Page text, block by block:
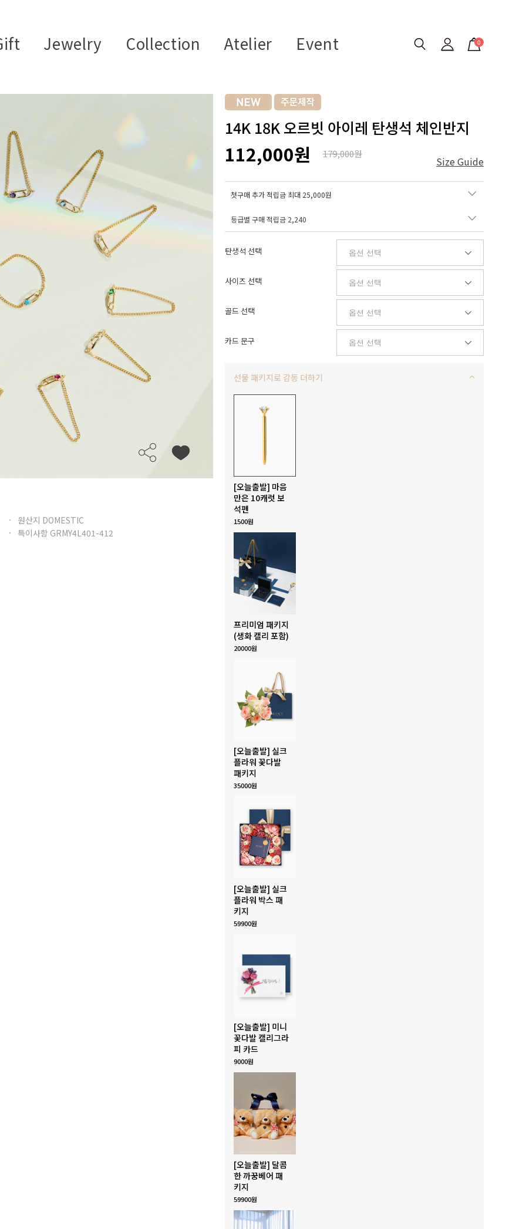
Jewelry Collection Atelier Event 0
원산지 DOMESTIC
특이사항 GRMY4L401-412
14K 18K 오르빗 아이레 탄생석 체인반지
112,000원 179,000원
Size Guide
첫구매 추가 적립금 최대 25,000원
등급별 구매 적립금 2,240
탄생석 선택
사이즈 선택
골드 선택
카드 문구
선물 패키지로 감동 더하기
[오늘출발] 마음
만은 10캐럿 보
석펜
1500원
프리미엄 패키지
(생화 캘리 포함)
20000원
[오늘출발] 실크
플라워 꽃다발
패키지
35000원
[오늘출발] 실크
플라워 박스 패
키지
59900원
[오늘출발] 미니
꽃다발 캘리그라
피 카드
9000원
[오늘출발] 달콤
한 까꿍베어 패
키지
59900원